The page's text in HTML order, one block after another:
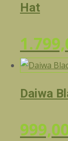
Hat
Daiwa